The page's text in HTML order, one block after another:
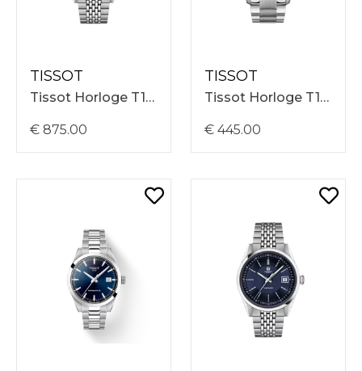
TISSOT
Tissot Horloge T1574071105100 Visodate Powermatic 80 39mm, Zwarte Wijzerplaat, Stalen Band
€ 875.00
TISSOT
Tissot Horloge T1164171104200 Chrono L Quartz 42mm, Blauwe Wijzerplaat, Stalen Band
€ 445.00